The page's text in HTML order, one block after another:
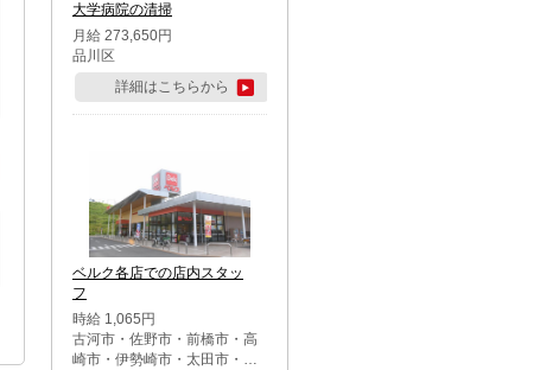
大学病院の清掃
月給 273,650円
品川区
詳細はこちらから
ベルク各店での店内スタッ
フ
時給 1,065円
古河市・佐野市・前橋市・高
崎市・伊勢崎市・太田市・館